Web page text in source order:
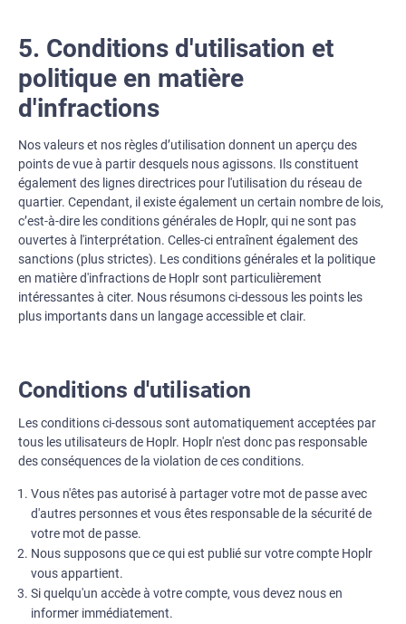
5. Conditions d'utilisation et
politique en matière
d'infractions
Nos valeurs et nos règles d’utilisation donnent un aperçu des
points de vue à partir desquels nous agissons. Ils constituent
également des lignes directrices pour l'utilisation du réseau de
quartier. Cependant, il existe également un certain nombre de lois,
c’est-à-dire les conditions générales de Hoplr, qui ne sont pas
ouvertes à l'interprétation. Celles-ci entraînent également des
sanctions (plus strictes). Les conditions générales et la politique
en matière d'infractions de Hoplr sont particulièrement
intéressantes à citer. Nous résumons ci-dessous les points les
plus importants dans un langage accessible et clair.
Conditions d'utilisation
Les conditions ci-dessous sont automatiquement acceptées par
tous les utilisateurs de Hoplr. Hoplr n'est donc pas responsable
des conséquences de la violation de ces conditions.
Vous n'êtes pas autorisé à partager votre mot de passe avec
d'autres personnes et vous êtes responsable de la sécurité de
votre mot de passe.
Nous supposons que ce qui est publié sur votre compte Hoplr
vous appartient.
Si quelqu'un accède à votre compte, vous devez nous en
informer immédiatement.